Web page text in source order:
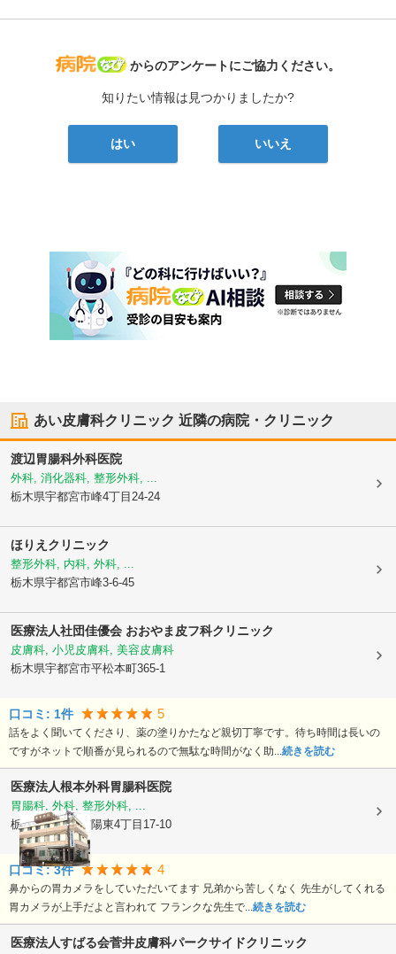
病院なび
からのアンケートにご協力ください。
知りたい情報は見つかりましたか?
はい いいえ
あい皮膚科クリニック 近隣の病院・クリニック
渡辺胃腸科外科医院
外科, 消化器科, 整形外科, ...
栃木県宇都宮市峰4丁目24-24
ほりえクリニック
整形外科, 内科, 外科, ...
栃木県宇都宮市峰3-6-45
医療法人社団佳優会 おおやま皮フ科クリニック
皮膚科, 小児皮膚科, 美容皮膚科
栃木県宇都宮市平松本町365-1
口コミ: 1件 5
話をよく聞いてくださり、薬の塗りかたなど親切丁寧です。待ち時間は長いの
ですがネットで順番が見られるので無駄な時間がなく助...続きを読む
医療法人根本外科胃腸科医院
胃腸科, 外科, 整形外科, ...
栃木県宇都宮市陽東4丁目17-10
口コミ:3件 4
鼻からの胃カメラをしていただいてます 兄弟から苦しくなく 先生がしてくれる
胃カメラが上手だよと言われて フランクな先生で...続きを読む
医療法人すばる会菅井皮膚科パークサイドクリニック